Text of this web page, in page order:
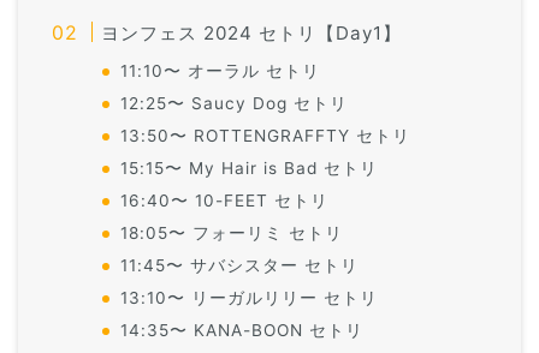
ヨンフェス 2024 セトリ【Day1】
11:10〜 オーラル セトリ
12:25〜 Saucy Dog セトリ
13:50〜 ROTTENGRAFFTY セトリ
15:15〜 My Hair is Bad セトリ
16:40〜 10-FEET セトリ
18:05〜 フォーリミ セトリ
11:45〜 サバシスター セトリ
13:10〜 リーガルリリー セトリ
14:35〜 KANA-BOON セトリ